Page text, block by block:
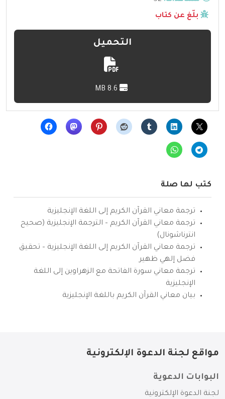
بلّغ عن كتاب
التحميل
كتب لها صلة
ترجمة معاني القرآن الكريم إلى اللغة الإنجليزية
ترجمة معاني القرآن الكريم – الترجمة الإنجليزية (صحيح
انترناشونال)
ترجمة معاني القرآن الكريم إلى اللغة الإنجليزية – تحقيق
فضل إلهي ظهير
ترجمة معاني سورة الفاتحة مع الزهراوين إلى اللغة
الإنجليزية
بيان معاني القرآن الكريم باللغة الإنجليزية
مواقع لجنة الدعوة الإلكترونية
البوابات الدعوية
لجنة الدعوة الإلكترونية